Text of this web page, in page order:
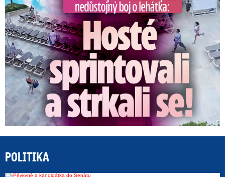
POLITIKA